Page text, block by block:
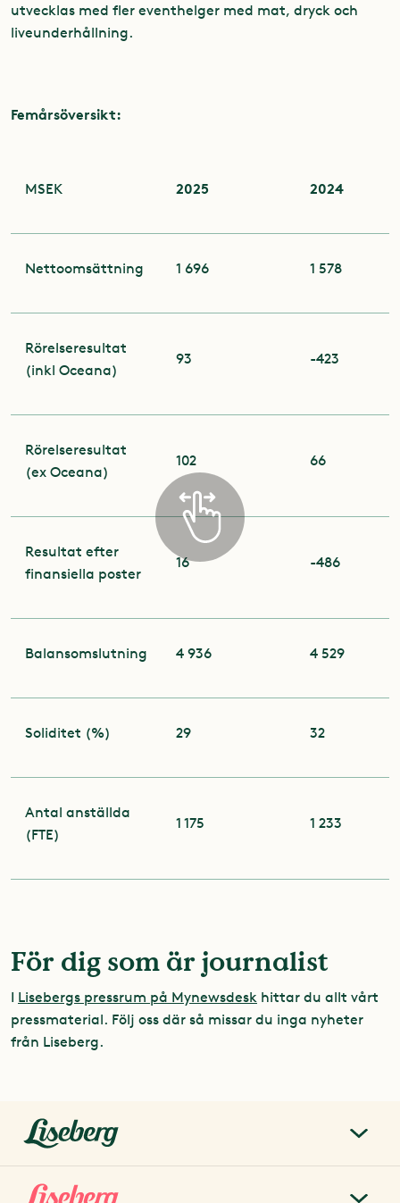
utvecklas med fler eventhelger med mat, dryck och
liveunderhållning.
Femårsöversikt:
MSEK 2025 2024
Nettoomsättning 1 696 1 578
Rörelseresultat
(inkl Oceana)
93 -423
Rörelseresultat
(ex Oceana)
102 66
Resultat efter
finansiella poster
16 -486
Balansomslutning 4 936 4 529
Soliditet (%) 29 32
Antal anställda
(FTE)
1 175 1 233
För dig som är journalist
I Lisebergs pressrum på Mynewsdesk hittar du allt vårt
pressmaterial. Följ oss där så missar du inga nyheter
från Liseberg.
liseberg.se